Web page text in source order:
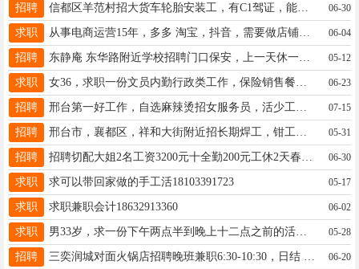
招聘 信都区羊范村招大货车轮胎安装工，有C1驾证，能吃苦，长期活包吃住，工资6千-1万，不欠工资，电13400189188 06-30
求职 从事电商运营15年，多多 淘宝，抖音，需要做店铺或者志同道合的人合作，微15227352738 06-04
招聘 东静庵 东华路附近学校招聘门口保安，上一天休一天 管吃住58岁左右。工资不拖欠，有意联系15030953180 05-12
求职 06-23
招聘 07-15
招聘 05-31
招聘 06-30
求职 求可以带回家做的手工活18103391723 05-17
求职 求职兼职会计18632913360 06-02
求职 男33岁，求一份下午两点半到晚上十二点之前的活，啥都能干，18731902272 05-28
招聘 06-20